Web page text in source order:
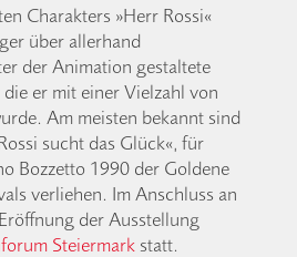
Charakters »Herr Rossi«
über allerhand
der Animation gestaltete
er mit einer Vielzahl von
Am meisten bekannt sind
sucht das Glück«, für
Bozzetto 1990 der Goldene
verliehen. Im Anschluss an
der Ausstellung
Steiermark statt.